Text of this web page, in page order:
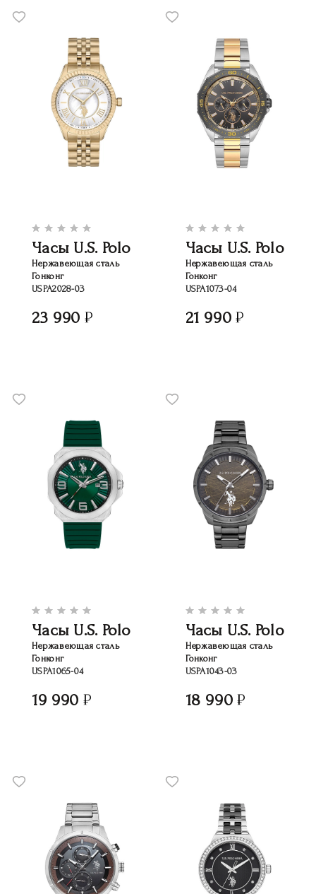
Часы U.S. Polo
Нержавеющая сталь
Гонконг
USPA2028-03
23 990
Часы U.S. Polo
Нержавеющая сталь
Гонконг
USPA1073-04
21 990
Часы U.S. Polo
Нержавеющая сталь
Гонконг
USPA1065-04
19 990
Часы U.S. Polo
Нержавеющая сталь
Гонконг
USPA1043-03
18 990